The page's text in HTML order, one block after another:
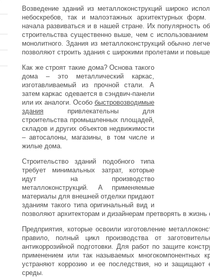
Возведение зданий из металлоконструкций широко
небоскребов, так и малоэтажных архитектурных форм.
начала развиваться и в нашей стране. Их популярность
строительства существенно выше, чем с
монолитного. Здания из металлоконструкций обычно
позволяют строить здания с широкими пролетами и
Как же строят такие дома? Основа такого
дома – это металлический каркас,
изготавливаемый из прочной стали. А
затем каркас одевается в сэндвич-панели
или их аналоги. Особо быстровозводимые
здания привлекательны для
строительства промышленных площадей,
складов и других объектов недвижимости
– автосалоны, магазины, в том числе и
жилые дома.
Строительство зданий подобного типа
требует минимальных затрат, которые
идут на производство
металлоконструкций. А применяемые
материалы для внешней отделки придают
зданиям такого типа оригинальный вид и
позволяют архитекторам и дизайнерам претворять в
Предприятия, которые освоили изготовление
правило, полный цикл производства от
антикоррозийной подготовки. Для работ по защите
применением или так называемых многокомпонентных
устраняют коррозию и ее последствия, но и защищают
среды.